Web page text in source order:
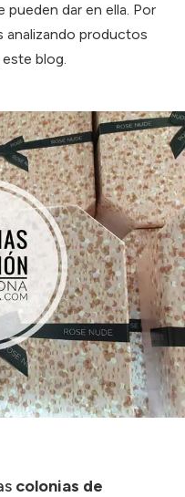
pueden dar en ella. Por
analizando productos
blog.
colonias de